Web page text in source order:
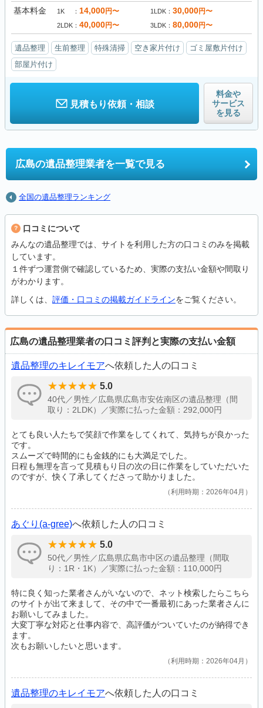
基本料金 1K 14,000円〜 1LDK 30,000円〜
2LDK 40,000円〜 3LDK 80,000円〜
遺品整理 生前整理 特殊清掃 空き家片付け
ゴミ屋敷片付け
部屋片付け
見積もり依頼・相談
料金や
サービス
を見る
広島の遺品整理業者を一覧で見る
全国の遺品整理ランキング
口コミについて
みんなの遺品整理では、サイトを利用した方の口コミのみを掲載
しています。
１件ずつ運営側で確認しているため、実際の支払い金額や間取り
がわかります。
詳しくは、 評価・口コミの掲載ガイドラインをご覧ください。
広島の遺品整理業者の口コミ評判と実際の支払い金額
遺品整理のキレイモアへ依頼した人の口コミ
5.0
40代／男性／広島県広島市安佐南区の遺品整理（間
取り：2LDK）／実際に払った金額：292,000円
とても良い人たちで笑顔で作業をしてくれて、気持ちが良かった
です。
スムーズで時間的にも金銭的にも大満足でした。
日程も無理を言って見積もり日の次の日に作業をしていただいた
のですが、快く了承してくださって助かりました。
利用時期：2026年04月
あぐり(a-gree)へ依頼した人の口コミ
5.0
50代／男性／広島県広島市中区の遺品整理（間取
り：1R・1K）／実際に払った金額：110,000円
特に良く知った業者さんがいないので、ネット検索したらこちら
のサイトが出て来まして、その中で一番最初にあった業者さんに
お願いしてみました。
大変丁寧な対応と仕事内容で、高評価がついていたのが納得でき
ます。
次もお願いしたいと思います。
利用時期：2026年04月
遺品整理のキレイモアへ依頼した人の口コミ